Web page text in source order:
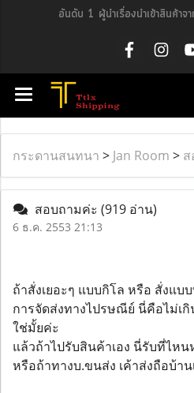
อันดับ 1 ผู้นำเรื่องนำเข้าสินค้าจ
กระดานสนทนา > Jan Room >
สอบถามค่ะ (919 อ่าน)
6 ธ.ค. 2553 21:13
ถ้าสั่งเยอะๆ แบบกิโล หรือ สั่งแบ
การจัดส่งทางไปรษณีย์ นี่คือไม่เกิ
ใช่มั้ยค่ะ
แล้วถ้าไปรับสินค้าเอง นี่รับที่ไหน
หรือถ้าทางบ.ขนส่ง เค้าส่งถือบ้าน